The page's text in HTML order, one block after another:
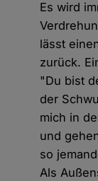
Es wird
lässt
zurück.
"Du bist
der
mich in
und
so
Als